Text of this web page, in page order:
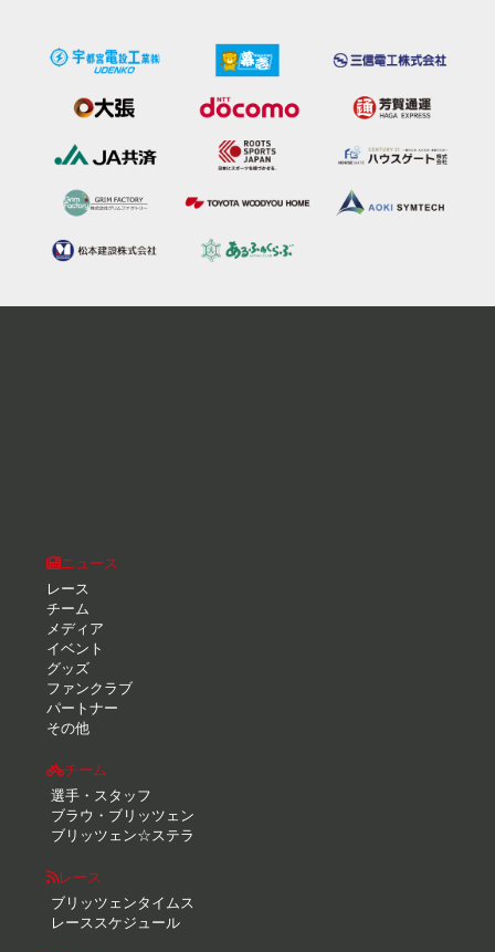
ニュース
レース
チーム
メディア
イベント
グッズ
ファンクラブ
パートナー
その他
チーム
選手・スタッフ
ブラウ・ブリッツェン
ブリッツェン☆ステラ
レース
ブリッツェンタイムス
レーススケジュール